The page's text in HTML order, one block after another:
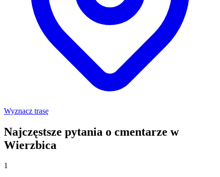
Wyznacz trasę
Najczęstsze pytania o cmentarze w
Wierzbica
1